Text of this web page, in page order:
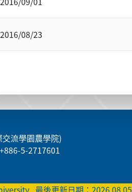
2016/08/23
流學園農學院)
5-2717601
最後更新日期：2026.08.05